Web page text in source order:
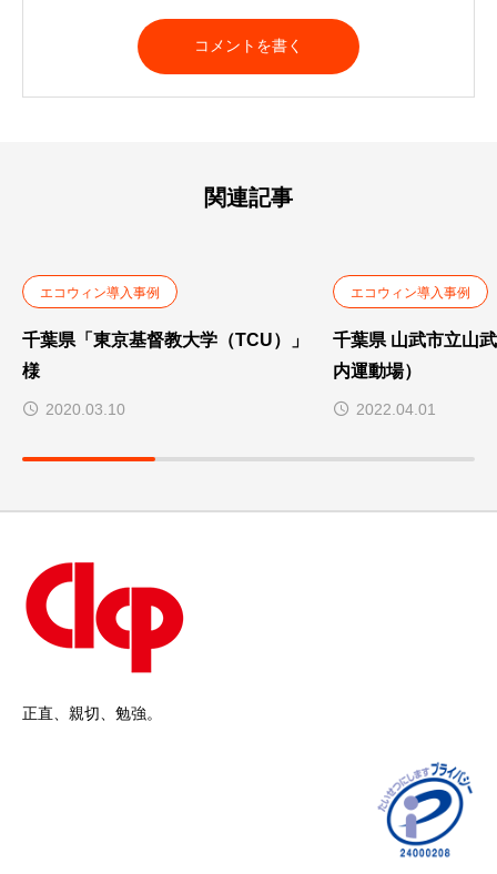
関連記事
エコウィン導入事例
千葉県「東京基督教大学（TCU）」
様
2020.03.10
エコウィン導入事例
千葉県 山武市立山
内運動場）
2022.04.01
正直、親切、勉強。